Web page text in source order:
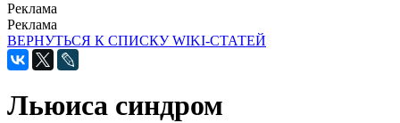
Реклама
Реклама
ВЕРНУТЬСЯ К СПИСКУ WIKI-СТАТЕЙ
Льюиса синдром